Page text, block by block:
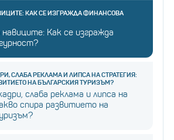
КАК СЕ ИЗГРАЖДА ФИНАНСОВА
Как се изгражда
СЛАБА РЕКЛАМА И ЛИПСА НА СТРАТЕГИЯ:
НА БЪЛГАРСКИЯ ТУРИЗЪМ?
слаба реклама и липса на
спира развитието на